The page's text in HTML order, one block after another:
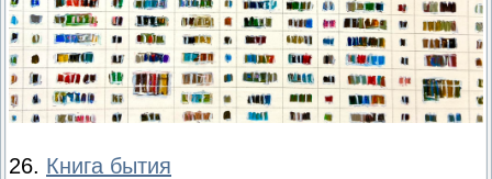
26. Книга бытия